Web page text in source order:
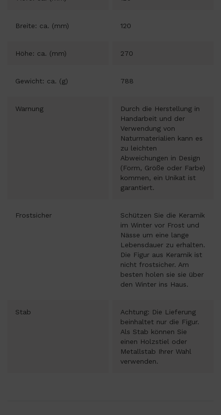
Breite: ca. (mm) 120
Höhe: ca. (mm) 270
Gewicht: ca. (g) 788
Warnung
Durch die Herstellung in
Handarbeit und der
Verwendung von
Naturmaterialien kann es
zu leichten
Abweichungen in Design
(Form, Größe oder Farbe)
kommen, ein Unikat ist
garantiert.
Frostsicher
Schützen Sie die Keramik
im Winter vor Frost und
Nässe um eine lange
Lebensdauer zu erhalten.
Die Figur aus Keramik ist
nicht frostsicher. Am
besten holen sie sie über
den Winter ins Haus.
Stab
Achtung: Die Lieferung
beinhaltet nur die Figur.
Als Stab können Sie
einen Holzstiel oder
Metallstab Ihrer Wahl
verwenden.